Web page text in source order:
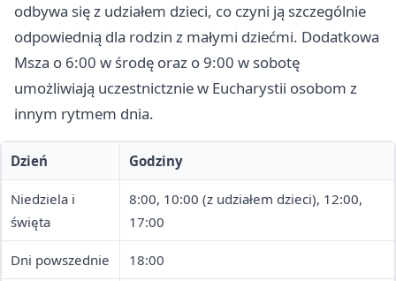
odbywa się z udziałem dzieci, co czyni ją szczególnie
odpowiednią dla rodzin z małymi dziećmi. Dodatkowa
Msza o 6:00 w środę oraz o 9:00 w sobotę
umożliwiają uczestnictznie w Eucharystii osobom z
innym rytmem dnia.
Dzień Godziny
Niedziela i
święta
8:00, 10:00 (z udziałem dzieci), 12:00,
17:00
Dni powszednie 18:00